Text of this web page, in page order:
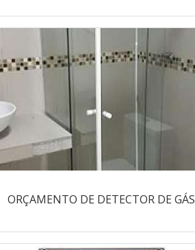
ORÇAMENTO DE DETECTOR DE GÁS